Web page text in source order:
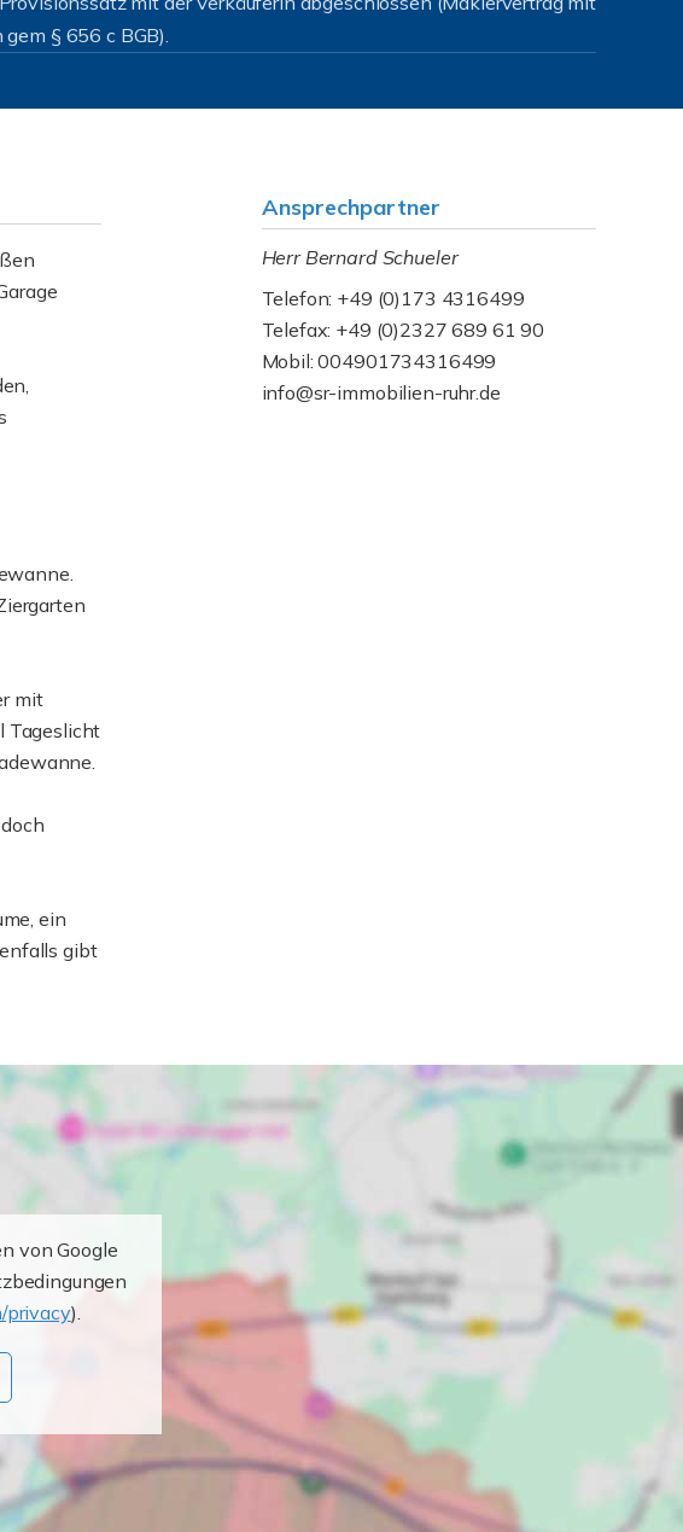
§ 656 c BGB).
mit
Tageslicht
ein
gibt
Ansprechpartner
Herr Bernard Schueler
Telefon: +49 (0)173 4316499
Telefax: +49 (0)2327 689 61 90
Mobil: 004901734316499
info@sr-immobilien-ruhr.de
von Google
privacy).